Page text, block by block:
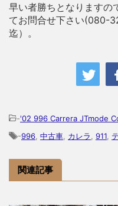
早い者勝ちとなりますの
てお問合せ下さい(080-
迄）。
-'02 996 Carrera JTmode
-996 中古車 カレラ 911
関連記事